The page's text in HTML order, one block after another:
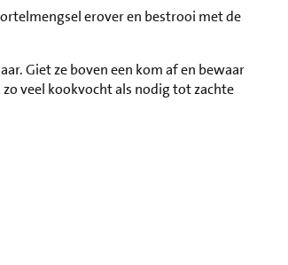
erover en bestrooi met de
Giet ze boven een kom af en bewaar
veel kookvocht als nodig tot zachte